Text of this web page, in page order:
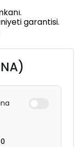
garantisi.